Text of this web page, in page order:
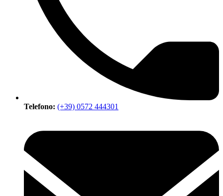
Telefono: (+39) 0572 444301